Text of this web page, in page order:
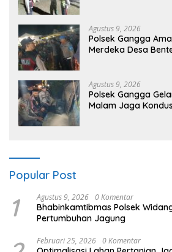
Agustus 9, 2026
Polsek Gangga
Merdeka Desa
Agustus 9, 2026
Polsek Gangga
Malam Jaga
Popular Post
1 Agustus 9, 2026 0 Komentar
Bhabinkamtibmas Polsek
Pertumbuhan Jagung
Februari 25, 2026 0 Komentar